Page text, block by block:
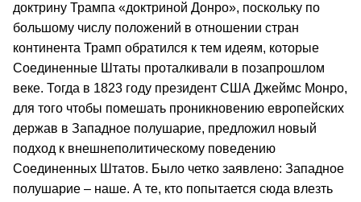
доктрину Трампа «доктриной Донро», поскольку по
большому числу положений в отношении стран
континента Трамп обратился к тем идеям, которые
Соединенные Штаты проталкивали в позапрошлом
веке. Тогда в 1823 году президент США Джеймс Монро,
для того чтобы помешать проникновению европейских
держав в Западное полушарие, предложил новый
подход к внешнеполитическому поведению
Соединенных Штатов. Было четко заявлено: Западное
полушарие – наше. А те, кто попытается сюда влезть